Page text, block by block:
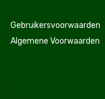
Gebruikersvoorwaarden
Algemene Voorwaarden